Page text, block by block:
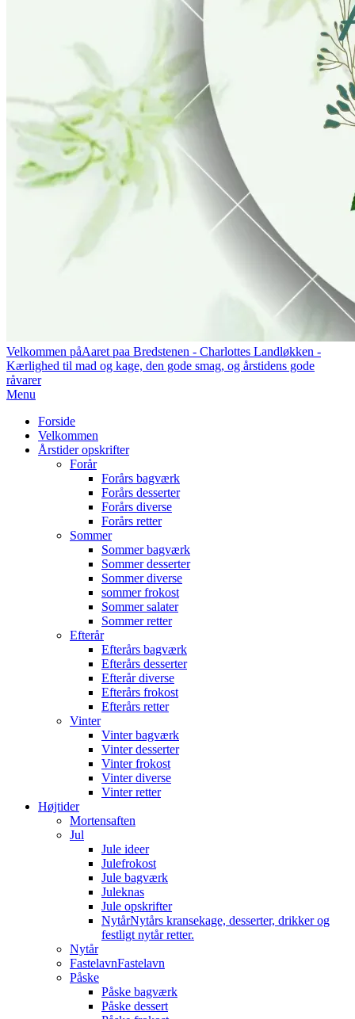
Velkommen påAaret paa Bredstenen - Charlottes Landløkken -
Kærlighed til mad og kage, den gode smag, og årstidens gode
råvarer
Primary
Menu
Menu
Forside
Velkommen
Årstider opskrifter
Forår
Forårs bagværk
Forårs desserter
Forårs diverse
Forårs retter
Sommer
Sommer bagværk
Sommer desserter
Sommer diverse
sommer frokost
Sommer salater
Sommer retter
Efterår
Efterårs bagværk
Efterårs desserter
Efterår diverse
Efterårs frokost
Efterårs retter
Vinter
Vinter bagværk
Vinter desserter
Vinter frokost
Vinter diverse
Vinter retter
Højtider
Mortensaften
Jul
Jule ideer
Julefrokost
Jule bagværk
Juleknas
Jule opskrifter
NytårNytårs kransekage, desserter, drikker og
festligt nytår retter.
Nytår
FastelavnFastelavn
Påske
Påske bagværk
Påske dessert